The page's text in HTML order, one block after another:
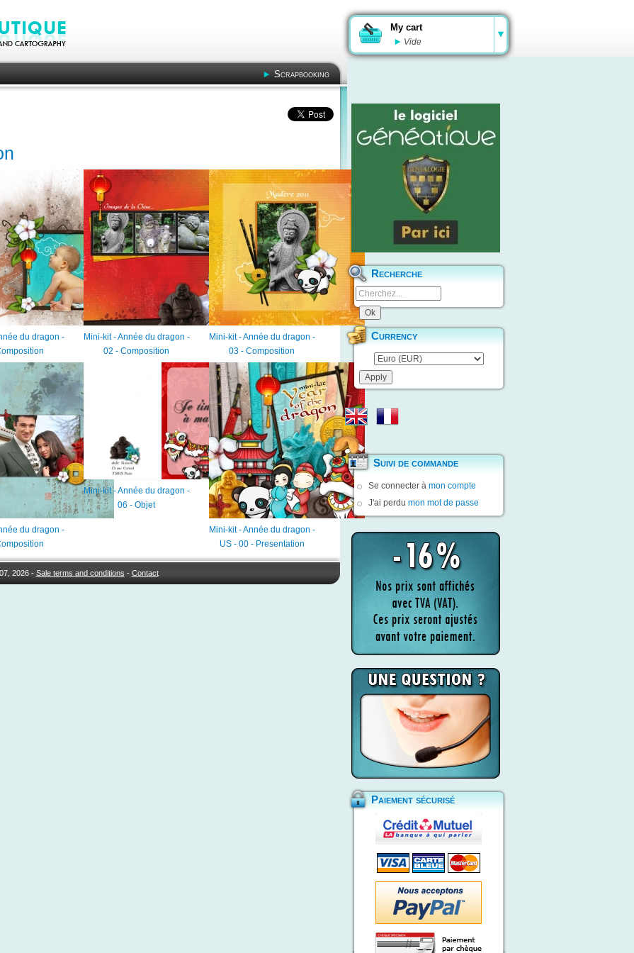
My cart
Vide
Scrapbooking
du dragon -
Mini-kit - Année du dragon -
02 - Composition
Mini-kit - Année du dragon -
03 - Composition
du dragon -
Mini-kit - Année du dragon -
06 - Objet
Mini-kit - Année du dragon -
US - 00 - Presentation
2026 - Sale terms and conditions - Contact
Recherche
Currency
Suivi de commande
Se connecter à mon compte
J'ai perdu mon mot de passe
Paiement sécurisé